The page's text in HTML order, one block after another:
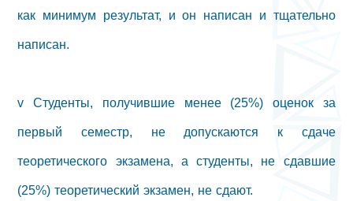
как минимум результат, и он написан и тщательно
написан.
v Студенты, получившие менее (25%) оценок за
первый семестр, не допускаются к сдаче
теоретического экзамена, а студенты, не сдавшие
(25%) теоретический экзамен, не сдают.